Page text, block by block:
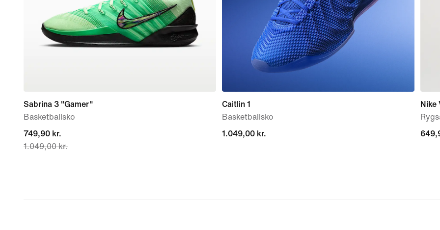
Sabrina 3 "Gamer"
Basketballsko
current
price
1.049,00 kr.
749,90 kr.
1.049,00 kr.
Caitlin 1
Basketballsko
1.049,00 kr.
1.049,00 kr.
Nike